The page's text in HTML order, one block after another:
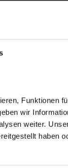
Funktionen
wir
weiter.
haben